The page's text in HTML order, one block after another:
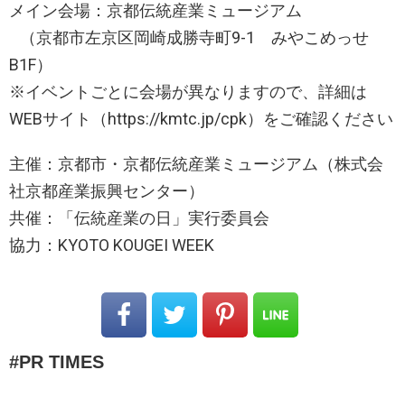
メイン会場：京都伝統産業ミュージアム
（京都市左京区岡崎成勝寺町9-1 みやこめっせ
B1F）
※イベントごとに会場が異なりますので、詳細は
WEBサイト（https://kmtc.jp/cpk）をご確認ください
主催：京都市・京都伝統産業ミュージアム（株式会
社京都産業振興センター）
共催：「伝統産業の日」実行委員会
協力：KYOTO KOUGEI WEEK
PR TIMES